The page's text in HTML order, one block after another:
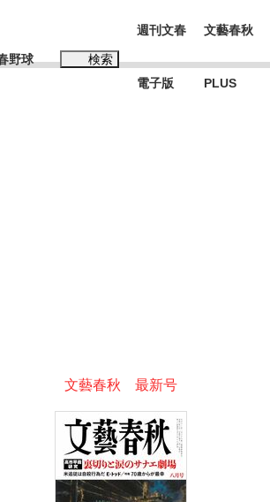
野球 検索
週刊文春
電子版
文藝春秋
PLUS
文藝春秋 最新号